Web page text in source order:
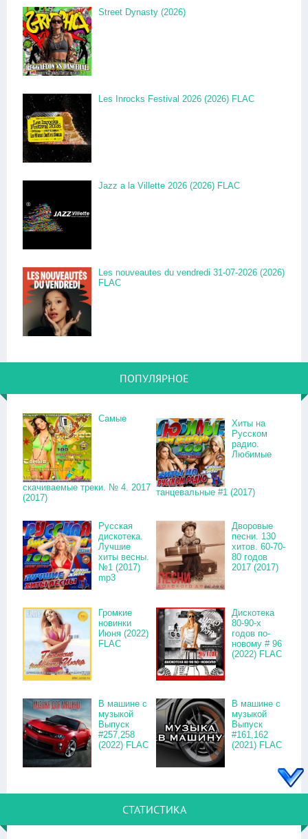
Street Dynasty (2026)
Les Inrocks Festival 2026 (2026) FLAC
Jazz a la Villette 2026 (2026) FLAC
Les nouveautes du vendredi 31-07-2026 (2026)
FLAC
ПОПУЛЯРНОЕ
Самые
скачиваемые треки. № 4. 2017
(2017)
Хиты на
Русском
радио.
Любимые
танцевальные #1 (2017)
Русская
дискотека.
Лучшие
хиты весны.
№1 (2017)
mp3
Дворовые
песни. 130
хитов. 60-70-
80 годов
2017 (2017)
Громкие
новинки
Июня (2022)
FLAC
Дискотека
80-90-х
годов по-
новому # 96
(2022) FLAC
В машине с
музыкой
Выпуск
#257,258
(2022) FLAC
В машине с
музыкой
Выпуск
#161,162
(2021) FLAC
СТАТИСТИКА